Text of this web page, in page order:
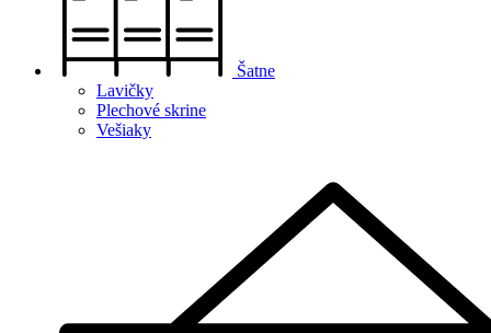
Šatne
Lavičky
Plechové skrine
Vešiaky